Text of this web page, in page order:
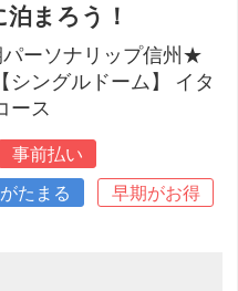
まろう！
ーソナリップ信州★
シングルドーム】 イタ
ース
事前払い
たまる
早期がお得